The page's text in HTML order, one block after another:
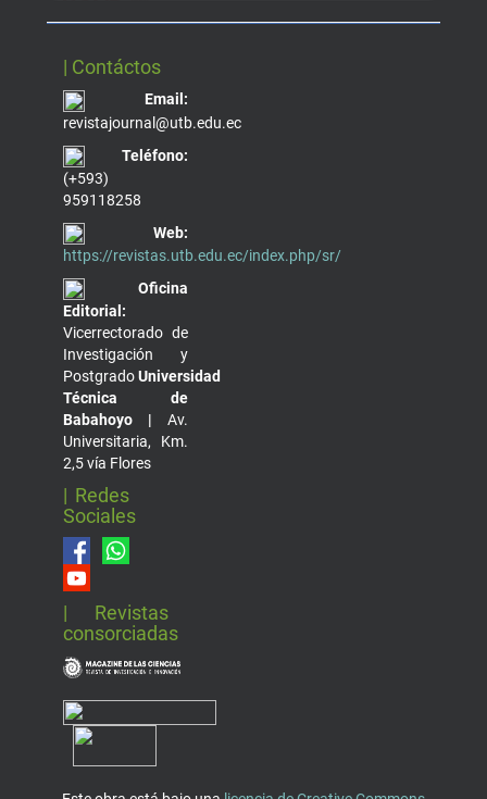
| Contáctos
Email:
revistajournal@utb.edu.ec
Teléfono:
(+593)
959118258
Web:
https://revistas.utb.edu.ec/index.php/sr/
Oficina
Editorial:
Vicerrectorado de
Investigación y
PostgradoUniversidad
Técnica de
Babahoyo | Av.
Universitaria, Km.
2,5 vía Flores
| Redes
Sociales
| Revistas
consorciadas